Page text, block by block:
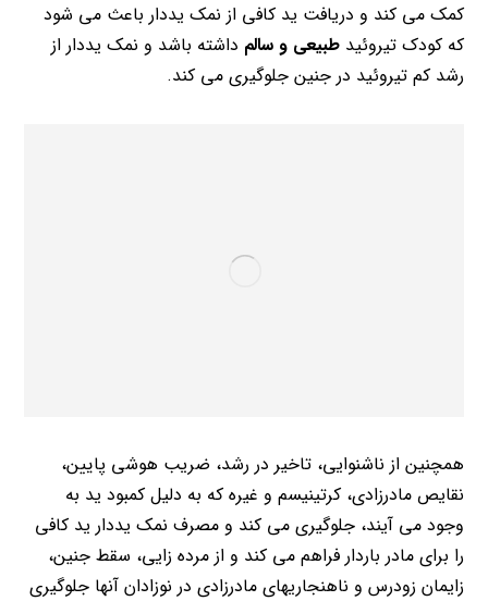
کمک می کند و دریافت ید کافی از نمک یددار باعث می شود
که کودک تیروئیدطبیعی و سالم داشته باشد و نمک یددار از
رشد کم تیروئید در جنین جلوگیری می کند.
همچنین از ناشنوایی، تاخیر در رشد، ضریب هوشی پایین،
نقایص مادرزادی، کرتینیسم و غیره که به دلیل کمبود ید به
وجود می آیند، جلوگیری می کند و مصرف نمک یددار ید کافی
را برای مادر باردار فراهم می کند و از مرده زایی، سقط جنین،
زایمان زودرس و ناهنجاریهای مادرزادی در نوزادان آنها جلوگیری